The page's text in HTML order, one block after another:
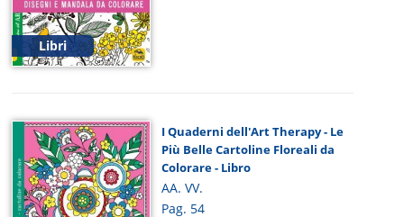
Libri
I Quaderni dell'Art Therapy - Le
Più Belle Cartoline Floreali da
Colorare - Libro
AA. VV.
Pag. 54